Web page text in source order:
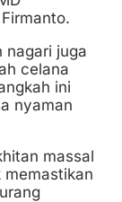
nagari juga
celana
ini
nyaman
massal
memastikan